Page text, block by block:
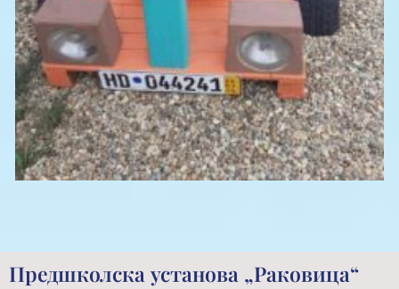
Предшколска установа „Раковица“